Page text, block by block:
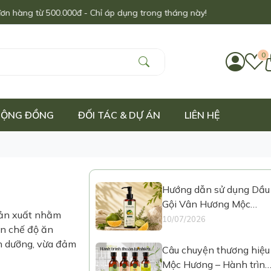
- Chỉ áp dụng trong tháng này!
0
ĐỒNG ĐỐI TÁC & DỰ ÁN LIÊN HỆ
xuất nhằm
chế độ ăn
vừa đảm
Hướng dẫn sử dụng Dầu
Gội Vân Hương Mộc
Hương
10/07/2026
Câu chuyện thương hiệu
Mộc Hương – Hành trình